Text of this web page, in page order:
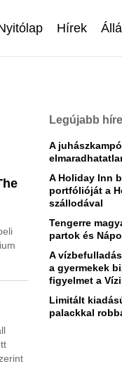
Hírek
Legújabb
A
A Holiday Inn
portfólióját a
szállodával
Tengerre
partok és
A
a gyermekek
figyelmet a
Limitált
palackkal